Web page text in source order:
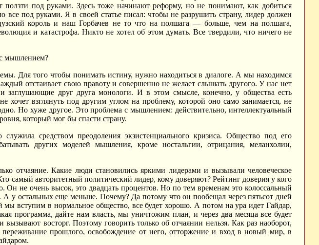
ползти под руками. Здесь тоже начинают реформу, но не понимают, как добиться
все под руками. Я в своей статье писал: чтобы не разрушить страну, лидер должен
король и наш Горбачев не то что на полшага — больше, чем на полшага,
и катастрофа. Никто не хотел об этом думать. Все твердили, что ничего не
мышлением?
Для того чтобы понимать истину, нужно находиться в диалоге. А мы находимся
отстаивает свою правоту и совершенно не желает слышать другого. У нас нет
друг друга монологи. И в этом смысле, конечно, у общества есть
взглянуть под другим углом на проблему, которой оно само занимается, не
Но хуже другое. Это проблема с мышлением: действительно, интеллектуальный
который мог бы спасти страну.
средством преодоления экзистенциального кризиса. Общество под его
других моделей мышления, кроме ностальгии, отрицания, меланхолии,
отчаяние. Какие люди становились яркими лидерами и вызывали человеческое
самый авторитетный политический лидер, кому доверяют? Рейтинг доверия у кого
не очень высок, это двадцать процентов. Но по тем временам это колоссальный
у остальных еще меньше. Почему? Да потому что он пообещал через пятьсот дней
мы вступим в нормальное общество, все будет хорошо. А потом на ура идет Гайдар,
программа, дайте нам власть, мы уничтожим план, и через два месяца все будет
восторг. Поэтому говорить только об отчаянии нельзя. Как раз наоборот,
прошлого, освобождение от него, отторжение и вход в новый мир, в